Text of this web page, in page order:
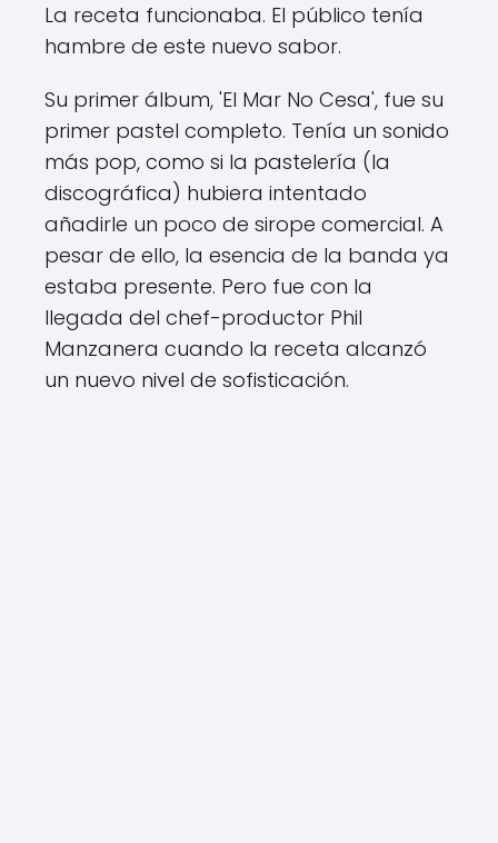
La receta funcionaba. El público tenía
hambre de este nuevo sabor.
Su primer álbum, 'El Mar No Cesa', fue su
primer pastel completo. Tenía un sonido
más pop, como si la pastelería (la
discográfica) hubiera intentado
añadirle un poco de sirope comercial. A
pesar de ello, la esencia de la banda ya
estaba presente. Pero fue con la
llegada del chef-productor Phil
Manzanera cuando la receta alcanzó
un nuevo nivel de sofisticación.